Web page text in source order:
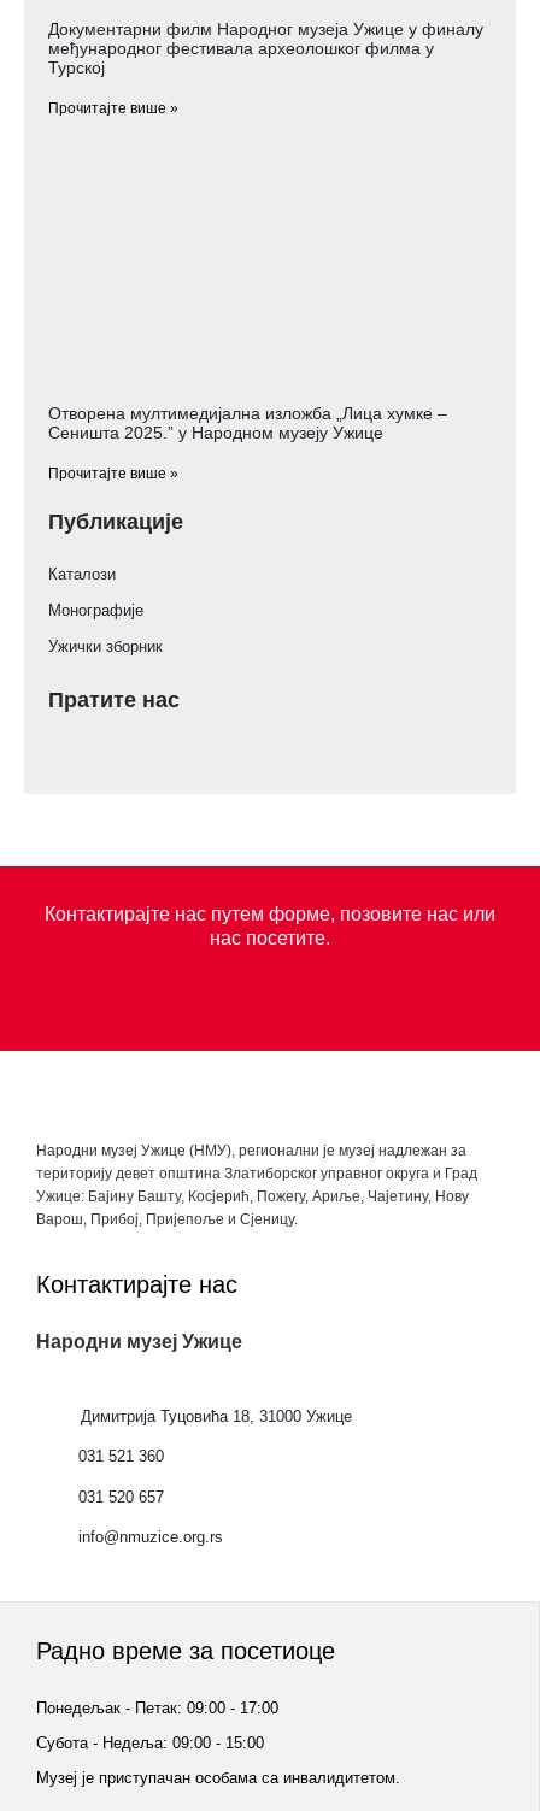
Документарни филм Народног музеја Ужице у финалу
међународног фестивала археолошког филма у
Турској
Прочитајте више »
Отворена мултимедијална изложба „Лица хумке –
Сеништа 2025.” у Народном музеју Ужице
Прочитајте више »
Публикације
Каталози
Монографије
Ужички зборник
Пратите нас
Контактирајте нас путем форме, позовите нас или
нас посетите.
Народни музеј Ужице (НМУ), регионални je музеј надлежан за
територију девет општина Златиборског управног округа и Град
Ужице: Бајину Башту, Косјерић, Пожегу, Ариље, Чајетину, Нову
Варош, Прибој, Пријепоље и Сјеницу.
Контактирајте нас
Народни музеј Ужице
Димитрија Туцовића 18, 31000 Ужице
031 521 360
031 520 657
info@nmuzice.org.rs
Радно време за посетиоце
Понедељак - Петак: 09:00 - 17:00
Субота - Недеља: 09:00 - 15:00
Музеј је приступачан особама са инвалидитетом.